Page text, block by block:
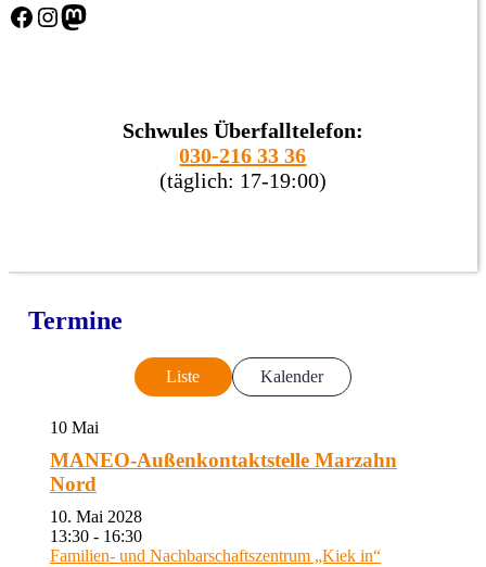
Facebook Instagram Mastodon
Schwules Überfalltelefon:
030-216 33 36
(täglich: 17-19:00)
Termine
Liste Kalender
10 Mai
MANEO-Außenkontaktstelle Marzahn
Nord
10. Mai 2028
13:30 - 16:30
Familien- und Nachbarschaftszentrum „Kiek in“